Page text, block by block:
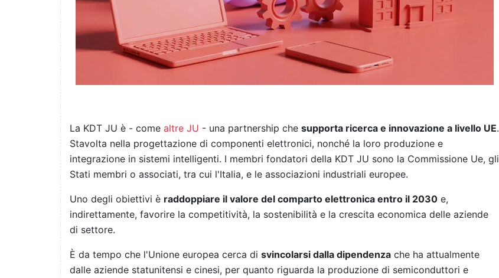
La KDT JU è - come altre JU - una partnership che supporta ricerca e innovazione a livello UE.
Stavolta nella progettazione di componenti elettronici, nonché la loro produzione e
integrazione in sistemi intelligenti. I membri fondatori della KDT JU sono la Commissione Ue, gli
Stati membri o associati, tra cui l'Italia, e le associazioni industriali europee.
Uno degli obiettivi è raddoppiare il valore del comparto elettronica entro il 2030 e,
indirettamente, favorire la competitività, la sostenibilità e la crescita economica delle aziende
di settore.
È da tempo che l'Unione europea cerca di svincolarsi dalla dipendenza che ha attualmente
dalle aziende statunitensi e cinesi, per quanto riguarda la produzione di semiconduttori e